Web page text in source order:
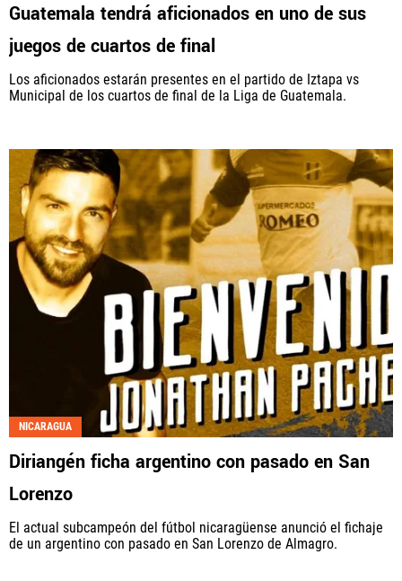
Guatemala tendrá aficionados en uno de sus
juegos de cuartos de final
Los aficionados estarán presentes en el partido de Iztapa vs
Municipal de los cuartos de final de la Liga de Guatemala.
NICARAGUA
Diriangén ficha argentino con pasado en San
Lorenzo
El actual subcampeón del fútbol nicaragüense anunció el fichaje
de un argentino con pasado en San Lorenzo de Almagro.